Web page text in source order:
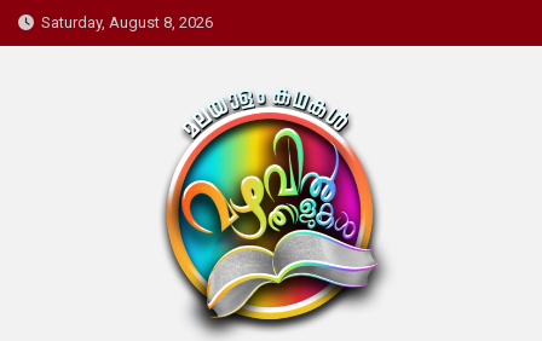
Skip
to
Saturday, August 8, 2026